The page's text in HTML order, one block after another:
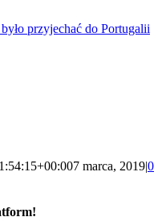
przyjechać do Portugalii
7 marca, 2019|0